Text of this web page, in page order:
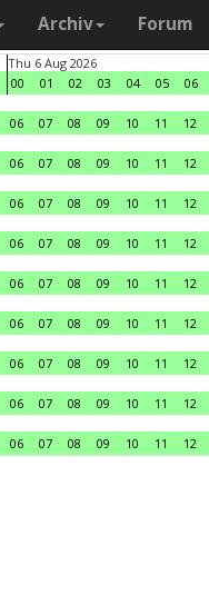
Archiv Forum
Thu 6 Aug 2026
00
01 02 03 04 05 06
06 07 08 09 10 11 12
06 07 08 09 10 11 12
06 07 08 09 10 11 12
06 07 08 09 10 11 12
06 07 08 09 10 11 12
06 07 08 09 10 11 12
06 07 08 09 10 11 12
06 07 08 09 10 11 12
06 07 08 09 10 11 12